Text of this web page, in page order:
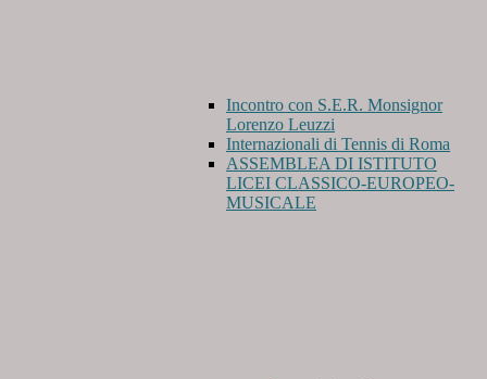
Incontro con S.E.R. Monsignor
Lorenzo Leuzzi
Internazionali di Tennis di Roma
ASSEMBLEA DI ISTITUTO
LICEI CLASSICO-EUROPEO-
MUSICALE